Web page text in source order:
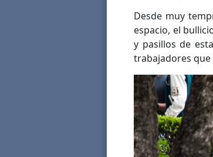
Desde muy
espacio, el
y pasillos de
trabajadores que